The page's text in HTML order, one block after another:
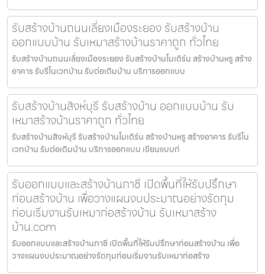
รับสร้างบ้านถนนเลี่ยงเมืองระยอง รับสร้างบ้าน
ออกแบบบ้าน รับเหมาสร้างบ้านราคาถูก ทั่วไทย
รับสร้างบ้านถนนเลี่ยงเมืองระยอง รับสร้างบ้านโมเดิร์น สร้างบ้านหรู สร้าง
อาคาร รับรีโนเวทบ้าน รับต่อเติมบ้าน บริการออกแบบ
รับสร้างบ้านสิงห์บุรี รับสร้างบ้าน ออกแบบบ้าน รับ
เหมาสร้างบ้านราคาถูก ทั่วไทย
รับสร้างบ้านสิงห์บุรี รับสร้างบ้านโมเดิร์น สร้างบ้านหรู สร้างอาคาร รับรีโน
เวทบ้าน รับต่อเติมบ้าน บริการออกแบบ เขียนแบบก่
รับออกแบบและสร้างบ้านภาชี เปิดพื้นที่ให้รับปรึกษา
ก่อนสร้างบ้าน เพื่อวางแผนงบประมาณอย่างรัดกุม
ก่อนเริ่มงานรับเหมาก่อสร้างบ้าน รับเหมาสร้าง
บ้าน.com
รับออกแบบและสร้างบ้านภาชี เปิดพื้นที่ให้รับปรึกษาก่อนสร้างบ้าน เพื่อ
วางแผนงบประมาณอย่างรัดกุมก่อนเริ่มงานรับเหมาก่อสร้าง